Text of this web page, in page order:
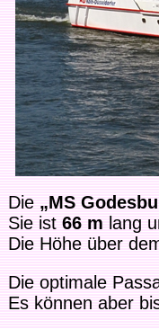
Die„MS
Sie ist66 mlang
Die Höhe über
Die optimale
Es können aber